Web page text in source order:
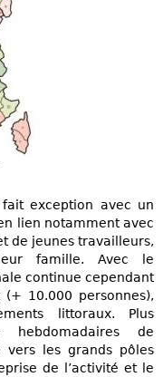
exception avec un
lien notamment avec
de jeunes travailleurs,
famille. Avec le
continue cependant
10.000 personnes),
littoraux. Plus
hebdomadaires de
vers les grands pôles
de l’activité et le